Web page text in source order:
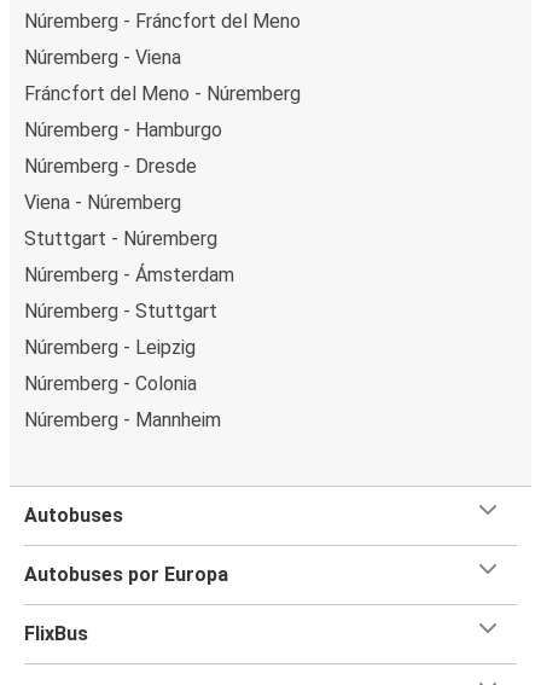
Núremberg - Fráncfort del Meno
Núremberg - Viena
Fráncfort del Meno - Núremberg
Núremberg - Hamburgo
Núremberg - Dresde
Viena - Núremberg
Stuttgart - Núremberg
Núremberg - Ámsterdam
Núremberg - Stuttgart
Núremberg - Leipzig
Núremberg - Colonia
Núremberg - Mannheim
Autobuses
Autobuses por Europa
FlixBus